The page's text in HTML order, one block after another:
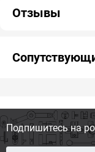
Отзывы
Подпишитесь на